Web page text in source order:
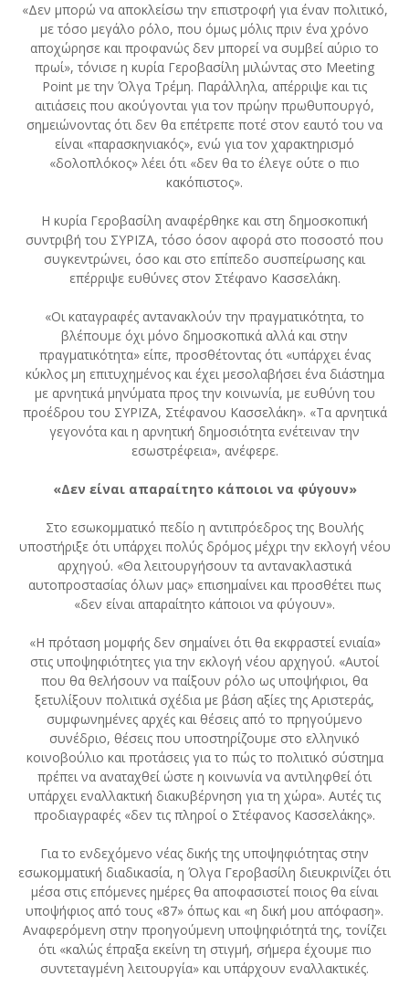
«Δεν μπορώ να αποκλείσω την επιστροφή για έναν πολιτικό,
με τόσο μεγάλο ρόλο, που όμως μόλις πριν ένα χρόνο
αποχώρησε και προφανώς δεν μπορεί να συμβεί αύριο το
πρωί», τόνισε η κυρία Γεροβασίλη μιλώντας στο Meeting
Point με την Όλγα Τρέμη. Παράλληλα, απέρριψε και τις
αιτιάσεις που ακούγονται για τον πρώην πρωθυπουργό,
σημειώνοντας ότι δεν θα επέτρεπε ποτέ στον εαυτό του να
είναι «παρασκηνιακός», ενώ για τον χαρακτηρισμό
«δολοπλόκος» λέει ότι «δεν θα το έλεγε ούτε ο πιο
κακόπιστος».
Η κυρία Γεροβασίλη αναφέρθηκε και στη δημοσκοπική
συντριβή του ΣΥΡΙΖΑ, τόσο όσον αφορά στο ποσοστό που
συγκεντρώνει, όσο και στο επίπεδο συσπείρωσης και
επέρριψε ευθύνες στον Στέφανο Κασσελάκη.
«Οι καταγραφές αντανακλούν την πραγματικότητα, το
βλέπουμε όχι μόνο δημοσκοπικά αλλά και στην
πραγματικότητα» είπε, προσθέτοντας ότι «υπάρχει ένας
κύκλος μη επιτυχημένος και έχει μεσολαβήσει ένα διάστημα
με αρνητικά μηνύματα προς την κοινωνία, με ευθύνη του
προέδρου του ΣΥΡΙΖΑ, Στέφανου Κασσελάκη». «Τα αρνητικά
γεγονότα και η αρνητική δημοσιότητα ενέτειναν την
εσωστρέφεια», ανέφερε.
«Δεν είναι απαραίτητο κάποιοι να φύγουν»
Στο εσωκομματικό πεδίο η αντιπρόεδρος της Βουλής
υποστήριξε ότι υπάρχει πολύς δρόμος μέχρι την εκλογή νέου
αρχηγού. «Θα λειτουργήσουν τα αντανακλαστικά
αυτοπροστασίας όλων μας» επισημαίνει και προσθέτει πως
«δεν είναι απαραίτητο κάποιοι να φύγουν».
«Η πρόταση μομφής δεν σημαίνει ότι θα εκφραστεί ενιαία»
στις υποψηφιότητες για την εκλογή νέου αρχηγού. «Αυτοί
που θα θελήσουν να παίξουν ρόλο ως υποψήφιοι, θα
ξετυλίξουν πολιτικά σχέδια με βάση αξίες της Αριστεράς,
συμφωνημένες αρχές και θέσεις από το πρηγούμενο
συνέδριο, θέσεις που υποστηρίζουμε στο ελληνικό
κοινοβούλιο και προτάσεις για το πώς το πολιτικό σύστημα
πρέπει να αναταχθεί ώστε η κοινωνία να αντιληφθεί ότι
υπάρχει εναλλακτική διακυβέρνηση για τη χώρα». Αυτές τις
προδιαγραφές «δεν τις πληροί ο Στέφανος Κασσελάκης».
Για το ενδεχόμενο νέας δικής της υποψηφιότητας στην
εσωκομματική διαδικασία, η Όλγα Γεροβασίλη διευκρινίζει ότι
μέσα στις επόμενες ημέρες θα αποφασιστεί ποιος θα είναι
υποψήφιος από τους «87» όπως και «η δική μου απόφαση».
Αναφερόμενη στην προηγούμενη υποψηφιότητά της, τονίζει
ότι «καλώς έπραξα εκείνη τη στιγμή, σήμερα έχουμε πιο
συντεταγμένη λειτουργία» και υπάρχουν εναλλακτικές.